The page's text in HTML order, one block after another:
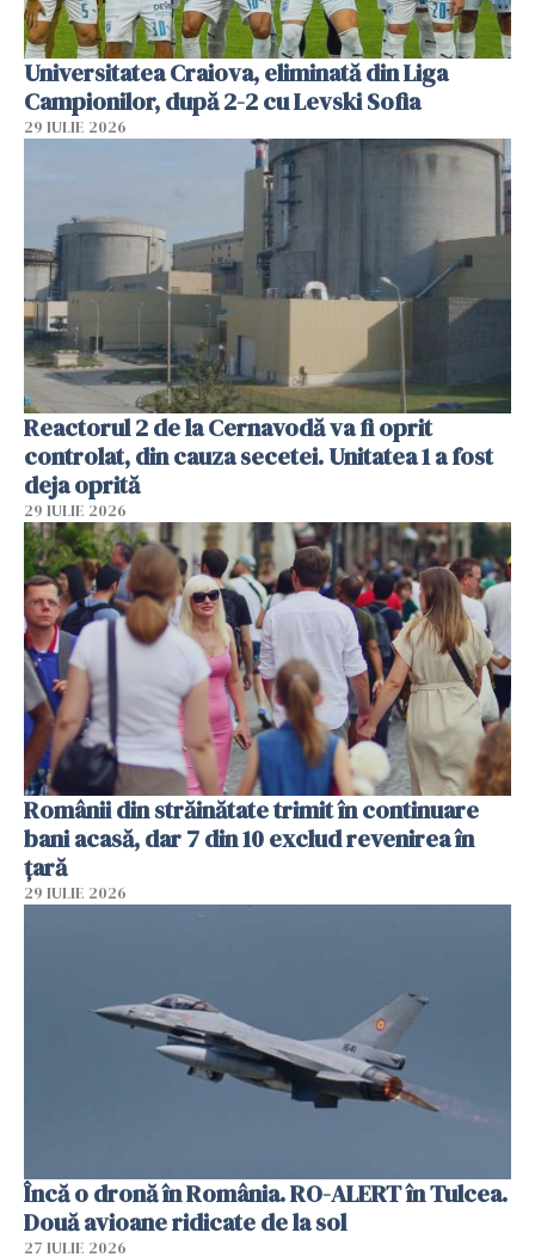
Universitatea Craiova, eliminată din Liga
Campionilor, după 2-2 cu Levski Sofia
29 IULIE 2026
Reactorul 2 de la Cernavodă va fi oprit
controlat, din cauza secetei. Unitatea 1 a fost
deja oprită
29 IULIE 2026
Românii din străinătate trimit în continuare
bani acasă, dar 7 din 10 exclud revenirea în
țară
29 IULIE 2026
Încă o dronă în România. RO-ALERT în Tulcea.
Două avioane ridicate de la sol
27 IULIE 2026